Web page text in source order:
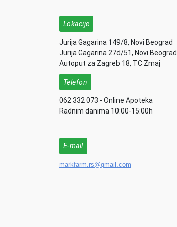
Lokacije
Jurija Gagarina 149/8, Novi Beograd
Jurija Gagarina 27d/51, Novi Beograd
Autoput za Zagreb 18, TC Zmaj
Telefon
062 332 073 - Online Apoteka
Radnim danima 10:00-15:00h
E-mail
markfarm.rs@gmail.com